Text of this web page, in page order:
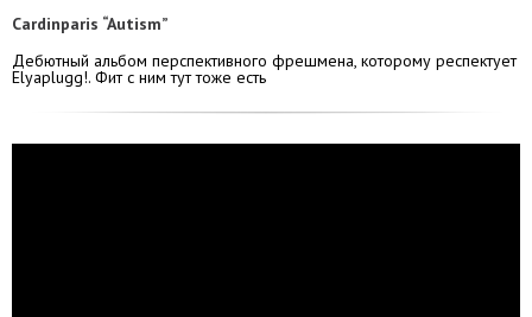
Cardinparis “Autism”
Дебютный альбом перспективного фрешмена, которому респектует
Elyaplugg!. Фит с ним тут тоже есть